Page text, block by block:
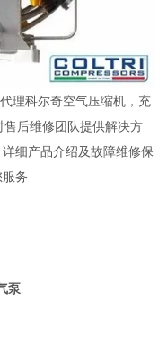
理科尔奇空气压缩机，充
后维修团队提供解决方
细产品介绍及故障维修保
务
泵